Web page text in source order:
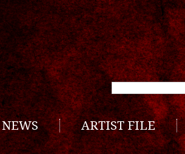
NEWS ARTIST FILE